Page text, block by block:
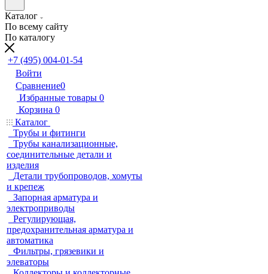
Каталог
По всему сайту
По каталогу
+7 (495) 004-01-54
Войти
Сравнение0
Избранные товары 0
Корзина 0
Каталог
Трубы и фитинги
Трубы канализационные,
соединительные детали и
изделия
Детали трубопроводов, хомуты
и крепеж
Запорная арматура и
электроприводы
Регулирующая,
предохранительная арматура и
автоматика
Фильтры, грязевики и
элеваторы